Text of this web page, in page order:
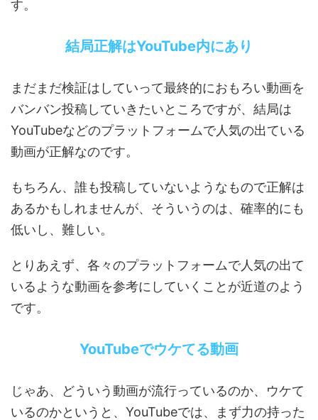
す。
結局正解はYouTube内にあり
まだまだ検証はしていって最終的におもろい動画を
バンバン投稿していきたいところですが、結局は
YouTubeなどのプラットフォームで人気の出ている
動画が正解なのです。
もちろん、誰も投稿していないようなもので正解は
あるかもしれませんが、そういうのは、確率的にも
低いし、難しい。
とりあえず、各々のプラットフォームで人気の出て
いるような動画を参考にしていくことが近道のよう
です。
YouTubeでウケてる動画
じゃあ、どういう動画が流行っているのか、ウケて
いるのかというと、YouTubeでは、まず力の持った